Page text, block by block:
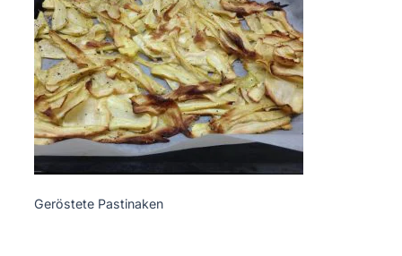
Geröstete Pastinaken